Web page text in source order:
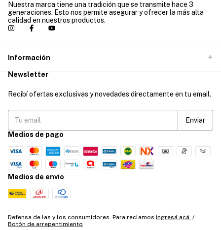
Nuestra marca tiene una tradición que se transmite hace 3
generaciones. Esto nos permite asegurar y ofrecer la más alta
calidad en nuestros productos.
Información
Newsletter
Recibí ofertas exclusivas y novedades directamente en tu email.
Medios de pago
Medios de envío
Defensa de las y los consumidores. Para reclamos ingresá acá. /
Botón de arrepentimiento